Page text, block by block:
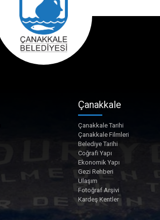
Çanakkale
Çanakkale Tarihi
Çanakkale Filmleri
Belediye Tarihi
Coğrafi Yapı
Ekonomik Yapı
Gezi Rehberi
Ulaşım
Fotoğraf Arşivi
Kardeş Kentler